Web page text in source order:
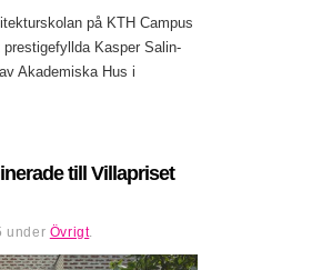
på KTH Campus
Kasper Salin-
Akademiska Hus i
till Villapriset
under Övrigt.